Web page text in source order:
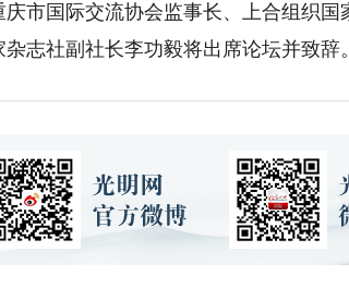
国际交流协会监事长、上合组织国
志社副社长李功毅将出席论坛并致辞